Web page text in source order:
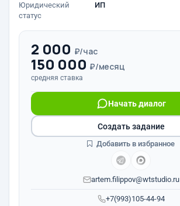
Юридический
статус
ИП
2 000 ₽/час
150 000 ₽/месяц
средняя ставка
+7(993)105-44-94
Начать диалог
artem.filippov@wtstudio.ru
Создать задание
Добавить в избранное